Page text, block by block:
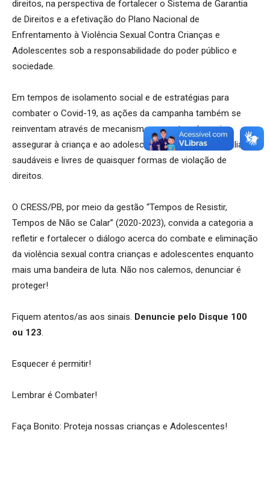
direitos, na perspectiva de fortalecer o Sistema de Garantia
de Direitos e a efetivação do Plano Nacional de
Enfrentamento à Violência Sexual Contra Crianças e
Adolescentes sob a responsabilidade do poder público e
sociedade.
Em tempos de isolamento social e de estratégias para
combater o Covid-19, as ações da campanha também se
reinventam através de mecanismos remotos, é preciso
assegurar à criança e ao adolescente ambientes domiciliares
saudáveis e livres de quaisquer formas de violação de
direitos.
O CRESS/PB, por meio da gestão “Tempos de Resistir,
Tempos de Não se Calar” (2020-2023), convida a categoria a
refletir e fortalecer o diálogo acerca do combate e eliminação
da violência sexual contra crianças e adolescentes enquanto
mais uma bandeira de luta. Não nos calemos, denunciar é
proteger!
Fiquem atentos/as aos sinais. Denuncie pelo Disque 100
ou 123.
Esquecer é permitir!
Lembrar é Combater!
Faça Bonito: Proteja nossas crianças e Adolescentes!